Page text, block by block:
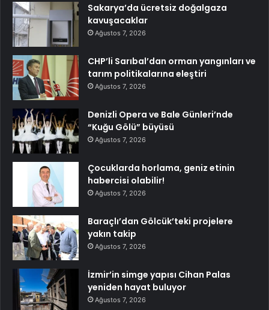
Sakarya’da ücretsiz doğalgaza
kavuşacaklar
Ağustos 7, 2026
CHP’li Sarıbal’dan orman yangınları ve
tarım politikalarına eleştiri
Ağustos 7, 2026
Denizli Opera ve Bale Günleri’nde
“Kuğu Gölü” büyüsü
Ağustos 7, 2026
Çocuklarda horlama, geniz etinin
habercisi olabilir!
Ağustos 7, 2026
Baraçlı’dan Gölcük’teki projelere
yakın takip
Ağustos 7, 2026
İzmir’in simge yapısı Cihan Palas
yeniden hayat buluyor
Ağustos 7, 2026